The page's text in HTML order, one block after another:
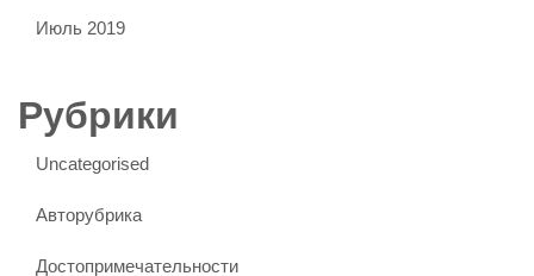
Июль 2019
Рубрики
Uncategorised
Авторубрика
Достопримечательности